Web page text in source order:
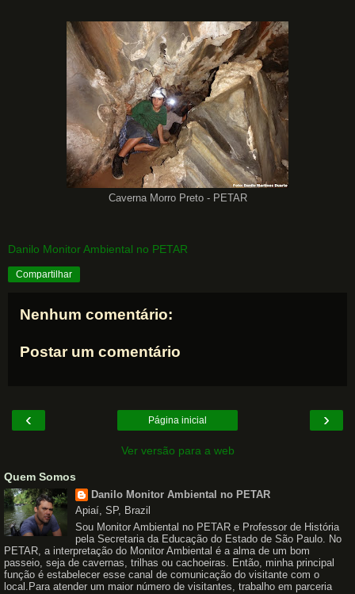
Caverna Morro Preto - PETAR
Danilo Monitor Ambiental no PETAR
Compartilhar
Nenhum comentário:
Postar um comentário
‹ ›
Página inicial
Ver versão para a web
Quem Somos
Danilo Monitor Ambiental no PETAR
Apiaí, SP, Brazil
Sou Monitor Ambiental no PETAR e Professor de História
pela Secretaria da Educação do Estado de São Paulo. No
PETAR, a interpretação do Monitor Ambiental é a alma de um bom
passeio, seja de cavernas, trilhas ou cachoeiras. Então, minha principal
função é estabelecer esse canal de comunicação do visitante com o
local.Para atender um maior número de visitantes, trabalho em parceria